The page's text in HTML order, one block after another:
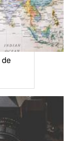
de